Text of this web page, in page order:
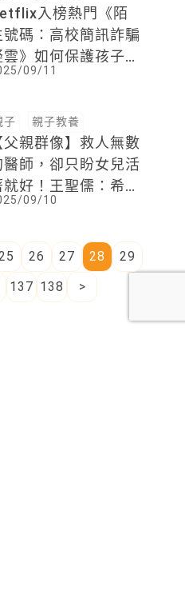
入榜熱門《陌
號碼：高校簡訊詐騙
雲》如何保護孩子？
網路匿名與霸凌無所
採取法律途徑
09/11
子 親子教養
父親群像】救人無數
醫師，卻只盼女兒活
就好！王聖儒：希望
笑是我最卑微的願望
09/10
26 27 28
29
137 138 >